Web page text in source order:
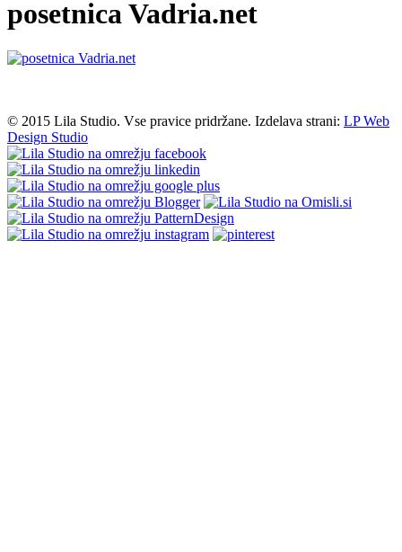
posetnica Vadria.net
© 2015 Lila Studio. Vse pravice pridržane. Izdelava strani: LP Web
Design Studio